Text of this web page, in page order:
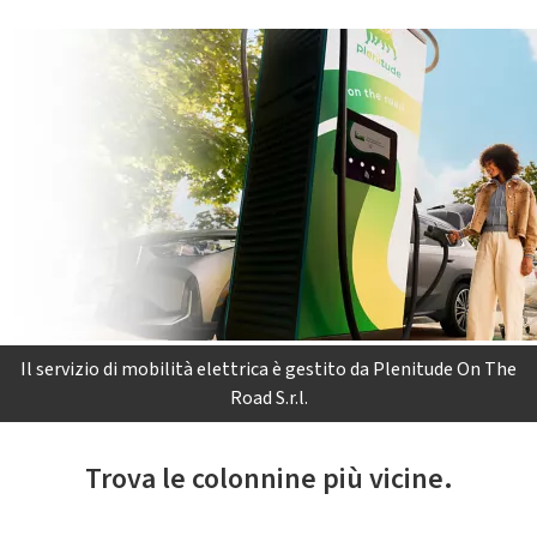
Il servizio di mobilità elettrica è gestito da Plenitude On The
Road S.r.l.
Trova le colonnine più vicine.